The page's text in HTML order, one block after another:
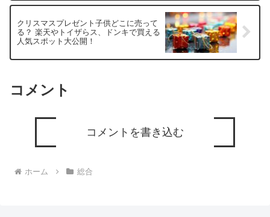
クリスマスプレゼント子供どこに売って
る？ 楽天やトイザらス、ドンキで買える
人気スポット大公開！
コメント
コメントを書き込む
ホーム 総合